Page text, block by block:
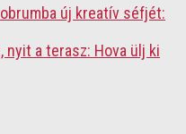
új kreatív séfjét:
nyit a terasz: Hova ülj ki